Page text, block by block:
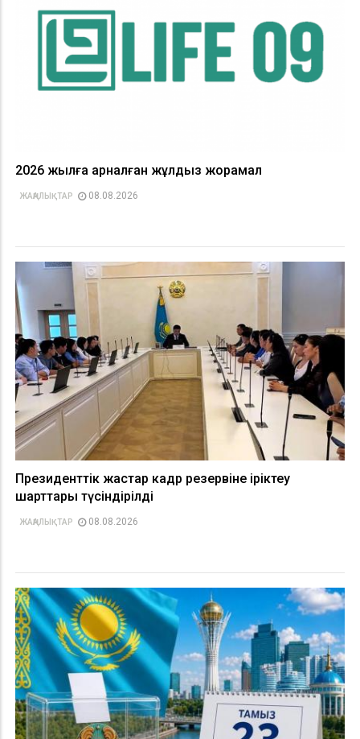
2026 жылға арналған жұлдыз жорамал
ЖАҢАЛЫҚТАР 08.08.2026
Президенттік жастар кадр резервіне іріктеу
шарттары түсіндірілді
ЖАҢАЛЫҚТАР 08.08.2026